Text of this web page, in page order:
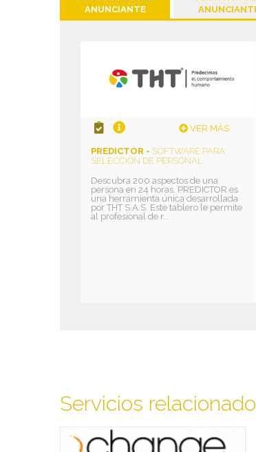
ANUNCIANTE
VER MÁS
PREDICTOR - SOFTWARE PARA
SELECCIÓN DE PERSONAL
Descubra 200 aspectos de una
persona en 24 horas, PREDICTOR es
una herramienta única desarrollada
por THT S.A.S. Este tablero le permite
al profesional de r...
Servicios